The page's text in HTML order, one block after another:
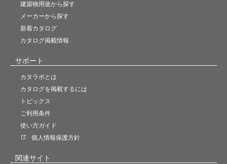
建築物用途から探す
メーカーから探す
新着カタログ
カタログ掲載情報
サポート
カタラボとは
カタログを掲載するには
トピックス
ご利用条件
使い方ガイド
個人情報保護方針
関連サイト